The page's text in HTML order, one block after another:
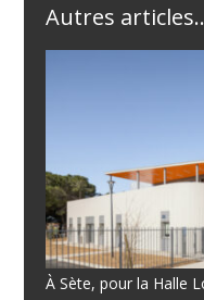
Autres
À Sète, pour la Halle